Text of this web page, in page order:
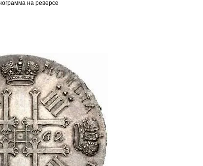
на реверсе